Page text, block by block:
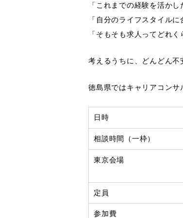
「これまでの経験を活かし
「自分のライフスタイル
「そもそも求人ってどれく
考えるうちに、どんどん不
徳島県ではキャリアコンサ
日時
相談時間（一枠）
東京会場
定員
参加費